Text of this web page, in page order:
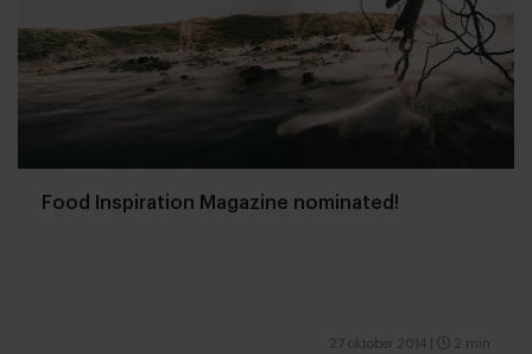
Food Inspiration Magazine nominated!
27 oktober 2014 2 min